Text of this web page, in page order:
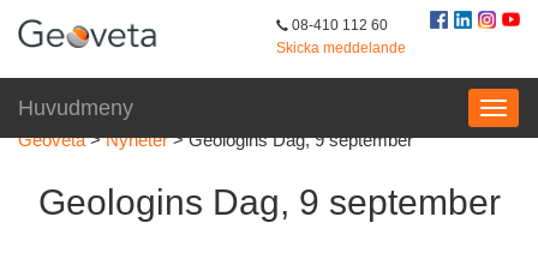
08-410 112 60
Skicka meddelande
Huvudmeny
Geoveta>Nyheter>Geologins Dag, 9 september
Geologins Dag, 9 september